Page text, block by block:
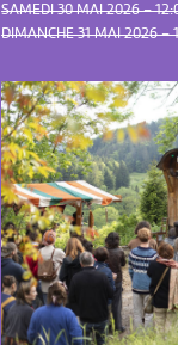
SAMEDI 30 MAI 2026 –
DIMANCHE 31 MAI 2026 –